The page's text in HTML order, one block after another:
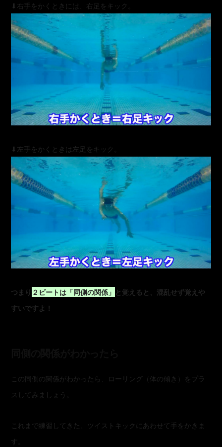
⬇︎右手をかくときには、右足をキック。
⬇︎左手をかくときは左足をキック。
つまり ２ビートは「同側の関係」 と覚えると、混乱せず覚えや
すいですよ！
この同側の関係がわかったら、ローリング（体の傾き）をプラ
スしてみましょう。
これまで練習してきた、ツイストキックにあわせて手をかきま
す。